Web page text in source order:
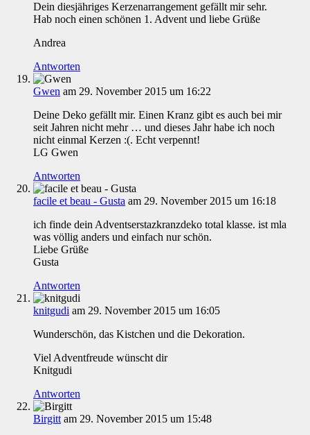
Dein diesjähriges Kerzenarrangement gefällt mir sehr.
Hab noch einen schönen 1. Advent und liebe Grüße
Andrea
Antworten
Gwen am 29. November 2015 um 16:22
Deine Deko gefällt mir. Einen Kranz gibt es auch bei mir
seit Jahren nicht mehr … und dieses Jahr habe ich noch
nicht einmal Kerzen :(. Echt verpennt!
LG Gwen
Antworten
facile et beau - Gusta am 29. November 2015 um 16:18
ich finde dein Adventserstazkranzdeko total klasse. ist mla
was völlig anders und einfach nur schön.
Liebe Grüße
Gusta
Antworten
knitgudi am 29. November 2015 um 16:05
Wunderschön, das Kistchen und die Dekoration.
Viel Adventfreude wünscht dir
Knitgudi
Antworten
Birgitt am 29. November 2015 um 15:48